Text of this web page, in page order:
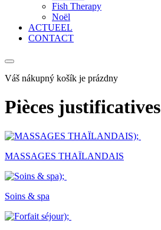
Fish Therapy
Noël
ACTUEEL
CONTACT
Váš nákupný košík je prázdny
Pièces justificatives
MASSAGES THAÏLANDAIS
Soins & spa